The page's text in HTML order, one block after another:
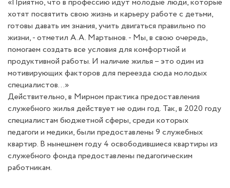
хотят посвятить свою жизнь и карьеру работе с детьми,
готовы давать им знания, учить двигаться правильно по
жизни, - отметил А.А. Мартынов. - Мы, в свою очередь,
помогаем создать все условия для комфортной и
продуктивной работы. И наличие жилья – это один из
мотивирующих факторов для переезда сюда молодых
специалистов…»
Действительно, в Мирном практика предоставления
служебного жилья действует не один год. Так, в 2020 году
специалистам бюджетной сферы, среди которых
педагоги и медики, были предоставлены 9 служебных
квартир. В нынешнем году 4 освободившиеся квартиры из
служебного фонда предоставлены педагогическим
работникам.